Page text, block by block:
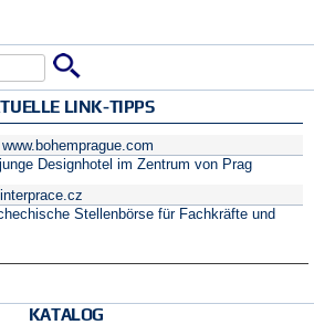
LINK-TIPPS
www.bohemprague.com
Designhotel im Zentrum von Prag
Stellenbörse für Fachkräfte und
KATALOG